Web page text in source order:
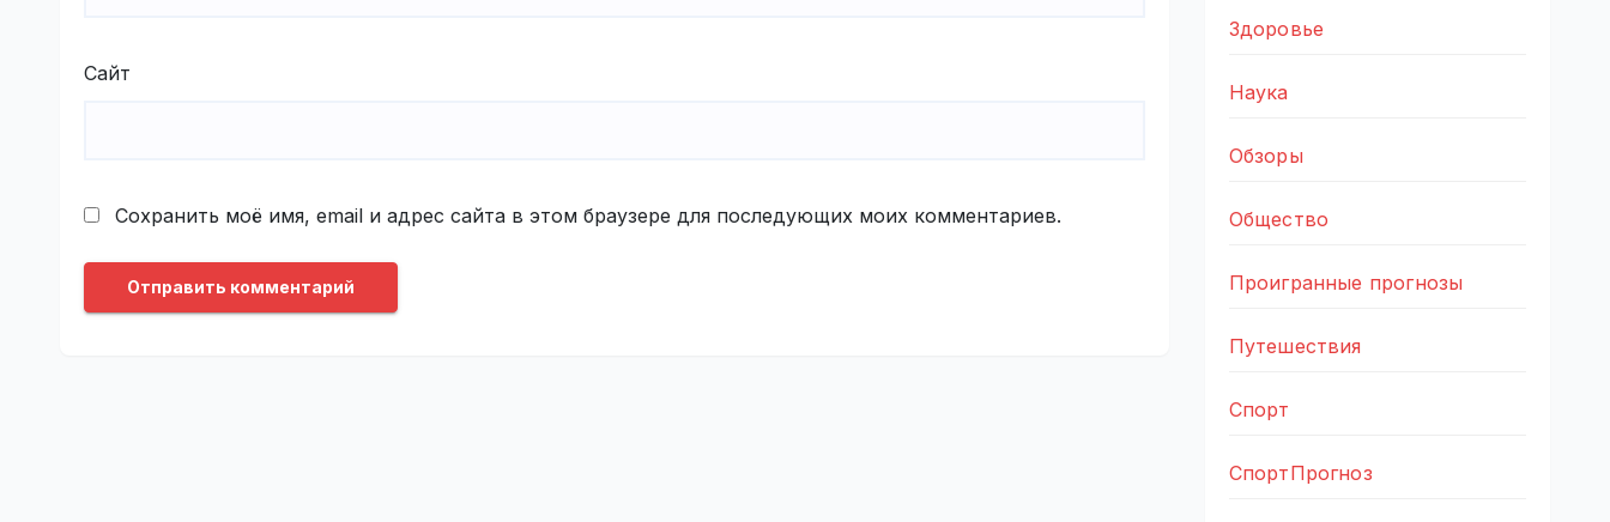
Сайт
Сохранить моё имя, email и адрес сайта в этом браузере для последующих моих комментариев.
Здоровье
Наука
Обзоры
Общество
Проигранные прогнозы
Путешествия
Спорт
СпортПрогноз